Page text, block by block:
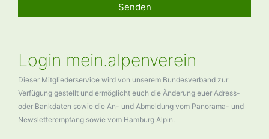
Senden
Login mein.alpenverein
Dieser Mitgliederservice wird von unserem Bundesverband zur
Verfügung gestellt und ermöglicht euch die Änderung euer Adress-
oder Bankdaten sowie die An- und Abmeldung vom Panorama- und
Newsletterempfang sowie vom Hamburg Alpin.